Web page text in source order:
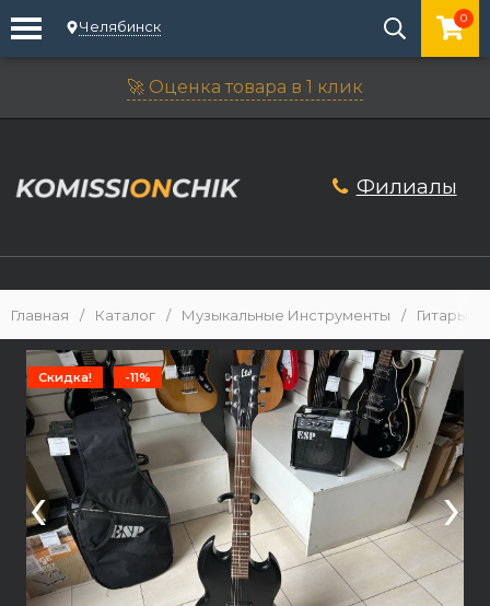
Челябинск 0
🚀 Оценка товара в 1 клик
Филиалы
Главная / Каталог / Музыкальные Инструменты / Гитары
Скидка! -11%
‹ ›